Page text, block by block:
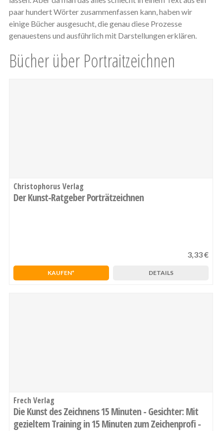
paar hundert Wörter zusammenfassen kann, haben wir
einige Bücher ausgesucht, die genau diese Prozesse
genauestens und ausführlich mit Darstellungen erklären.
Bücher über Portraitzeichnen
Christophorus Verlag
Der Kunst-Ratgeber Porträtzeichnen
3,33 €
DETAILS
KAUFEN
Frech Verlag
Die Kunst des Zeichnens 15 Minuten - Gesichter: Mit
gezieltem Training in 15 Minuten zum Zeichenprofi -